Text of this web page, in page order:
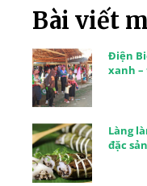
Bài viết
Điện
xanh –
Làng
đặc